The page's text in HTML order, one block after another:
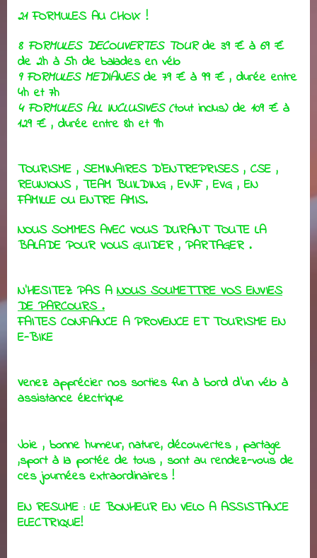
21 FORMULES AU CHOIX !
8 FORMULES DECOUVERTES TOURde 39 € à 69 €
de 2h à 5h de balades en vélo
9 FORMULES MEDIANESde 79 € à 99 € , durée entre
4h et 7h
4 FORMULES ALL INCLUSIVES(tout inclus) de 109 € à
129 € , durée entre 8h et 9h
TOURISME , SEMINAIRES D'ENTREPRISES , CSE ,
REUNIONS , TEAM BUILDING , EVJF , EVG , EN
FAMILLE OU ENTRE AMIS.
NOUS SOMMES AVEC VOUS DURANT TOUTE LA
BALADE POUR VOUS GUIDER , PARTAGER .
N'HESITEZ PAS A NOUS SOUMETTRE VOS ENVIES
DE PARCOURS .
FAITES CONFIANCE A PROVENCE ET TOURISME EN
E-BIKE
Venez apprécier nos sorties fun à bord d'un vélo à
assistance électrique
Joie , bonne humeur, nature, découvertes , partage
,sport à la portée de tous , sont au rendez-vous de
ces journées extraordinaires !
EN RESUME : LE BONHEUR EN VELO A ASSISTANCE
ELECTRIQUE!